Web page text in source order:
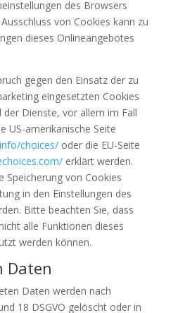
des Browsers
von Cookies kann zu
dieses Onlineangebotes
gegen den Einsatz der zu
eingesetzten Cookies
der Dienste, vor allem im Fall
US-amerikanische Seite
choices/oder die EU-Seite
erklärt werden.
Speicherung von Cookies
in den Einstellungen des
Bitte beachten Sie, dass
alle Funktionen dieses
werden können.
Daten
Daten werden nach
18 DSGVO gelöscht oder in